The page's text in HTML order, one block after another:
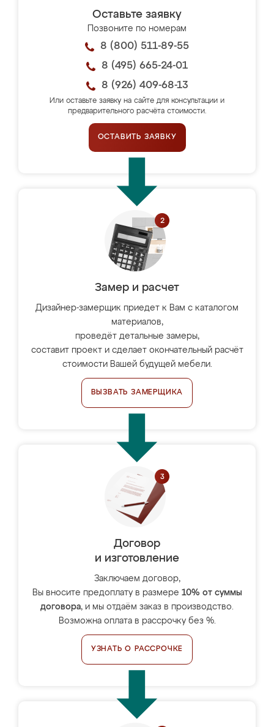
Оставьте заявку
Позвоните по номерам
8 (800) 511-89-55
8 (495) 665-24-01
8 (926) 409-68-13
Или оставьте заявку на сайте для консультации и
предварительного расчёта стоимости.
ОСТАВИТЬ ЗАЯВКУ
Замер и расчет
Дизайнер-замерщик приедет к Вам с каталогом
материалов,
проведёт детальные замеры,
составит проект и сделает окончательный расчёт
стоимости Вашей будущей мебели.
ВЫЗВАТЬ ЗАМЕРЩИКА
Договор
и изготовление
Заключаем договор,
Вы вносите предоплату в размере 10% от суммы
договора, и мы отдаём заказ в производство.
Возможна оплата в рассрочку без %.
УЗНАТЬ О РАССРОЧКЕ